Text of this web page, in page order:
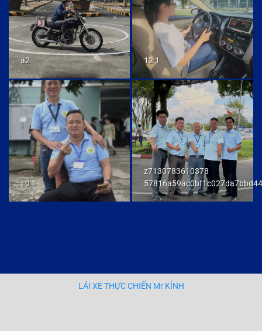
a2 12 1
10 1
z7130783610378
LÁI XE THỰC CHIẾN Mr KÍNH